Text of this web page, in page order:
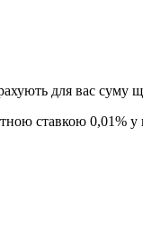
для вас
ставкою 0,01% у